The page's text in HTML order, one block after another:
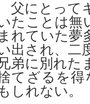
父にとって
たことは無
まれていた夢
出され、二
兄弟に別れた
てざるを
もしれない。